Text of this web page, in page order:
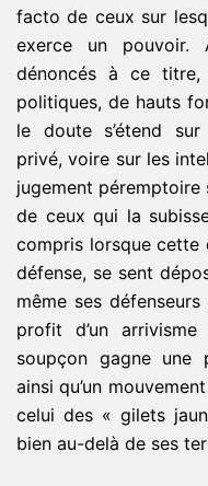
facto de ceux sur
exerce un pouvoir.
dénoncés à ce titre,
politiques, de hauts
le doute s’étend
privé, voire sur les
jugement
de ceux qui la
compris lorsque cette
défense, se sent
même ses
profit d’un
soupçon gagne une
ainsi qu’un
celui des « gilets
bien au-delà de ses